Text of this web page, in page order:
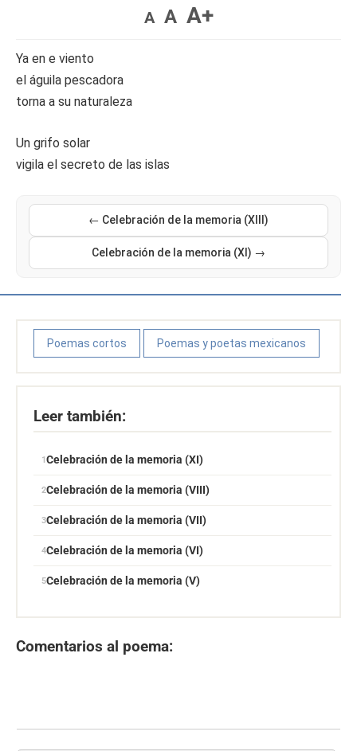
A A A+
Ya en e viento
el águila pescadora
torna a su naturaleza
Un grifo solar
vigila el secreto de las islas
← Celebración de la memoria (XIII)
Celebración de la memoria (XI) →
Poemas cortos Poemas y poetas mexicanos
Leer también:
Celebración de la memoria (XI)
Celebración de la memoria (VIII)
Celebración de la memoria (VII)
Celebración de la memoria (VI)
Celebración de la memoria (V)
Comentarios al poema: